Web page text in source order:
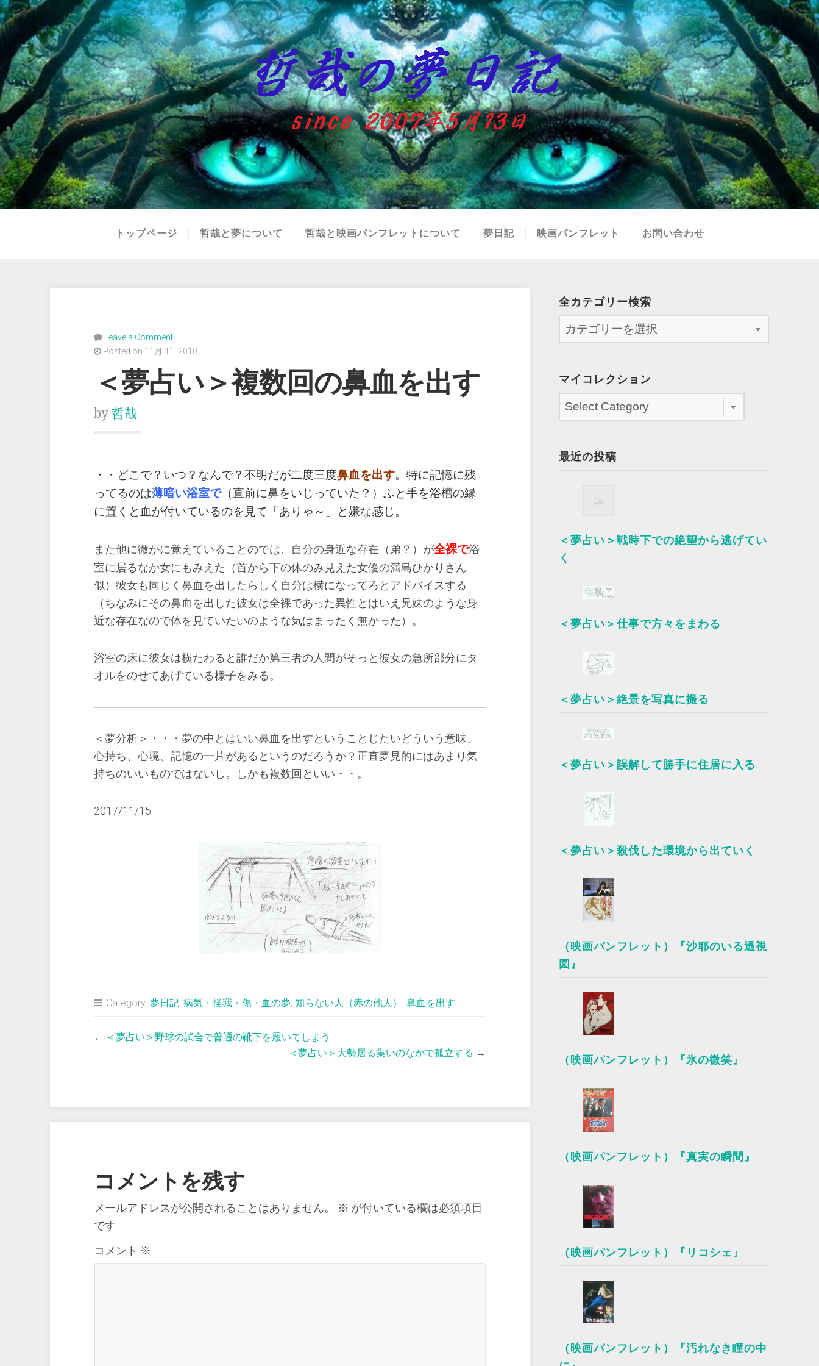
トップページ 哲哉と夢について 哲哉と映画パンフレットについて 夢日記 映画パンフレット お問い合わせ
Leave a Comment
Posted on 11月 11, 2018
＜夢占い＞複数回の鼻血を出す
by 哲哉
・・どこで？いつ？なんで？不明だが二度三度鼻血を出す。特に記憶に残
ってるのは薄暗い浴室で（直前に鼻をいじっていた？）ふと手を浴槽の縁
に置くと血が付いているのを見て「ありゃ～」と嫌な感じ。
また他に微かに覚えていることのでは、自分の身近な存在（弟？）が全裸で浴
室に居るなか女にもみえた（首から下の体のみ見えた女優の満島ひかりさん
似）彼女も同じく鼻血を出したらしく自分は横になってろとアドバイスする
（ちなみにその鼻血を出した彼女は全裸であった異性とはいえ兄妹のような身
近な存在なので体を見ていたいのような気はまったく無かった）。
浴室の床に彼女は横たわると誰だか第三者の人間がそっと彼女の急所部分にタ
オルをのせてあげている様子をみる。
＜夢分析＞・・・夢の中とはいい鼻血を出すということじたいどういう意味、
心持ち、心境、記憶の一片があるというのだろうか？正直夢見的にはあまり気
持ちのいいものではないし。しかも複数回といい・・。
2017/11/15
Category: 夢日記, 病気・怪我・傷・血の夢, 知らない人（赤の他人） , 鼻血を出す
← ＜夢占い＞野球の試合で普通の靴下を履いてしまう
＜夢占い＞大勢居る集いのなかで孤立する →
コメントを残す
メールアドレスが公開されることはありません。 ※ が付いている欄は必須項目
です
コメント ※
全カテゴリー検索
マイコレクション
最近の投稿
＜夢占い＞戦時下での絶望から逃げてい
く
＜夢占い＞仕事で方々をまわる
＜夢占い＞絶景を写真に撮る
＜夢占い＞誤解して勝手に住居に入る
＜夢占い＞殺伐した環境から出ていく
（映画パンフレット）『沙耶のいる透視
図』
（映画パンフレット）『氷の微笑』
（映画パンフレット）『真実の瞬間』
（映画パンフレット）『リコシェ』
（映画パンフレット）『汚れなき瞳の中